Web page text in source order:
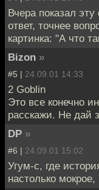
Вчера показал
ответ, точнее
картинка: "А что
Bizon »
#5 | 24.09.01 14:33
2 Goblin
Это все конечно
расскажи. Не дай
DP »
#6 | 24.09.01 15:02
Угум-с, где
настолько